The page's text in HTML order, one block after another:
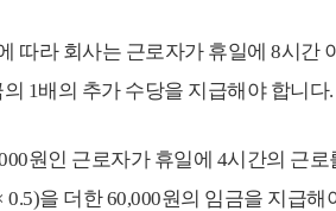
따라 회사는 근로자가 휴일에 8시간
1배의 추가 수당을 지급해야 합니다.
원인 근로자가 휴일에 4시간의 근
0.5)을 더한 60,000원의 임금을 지급